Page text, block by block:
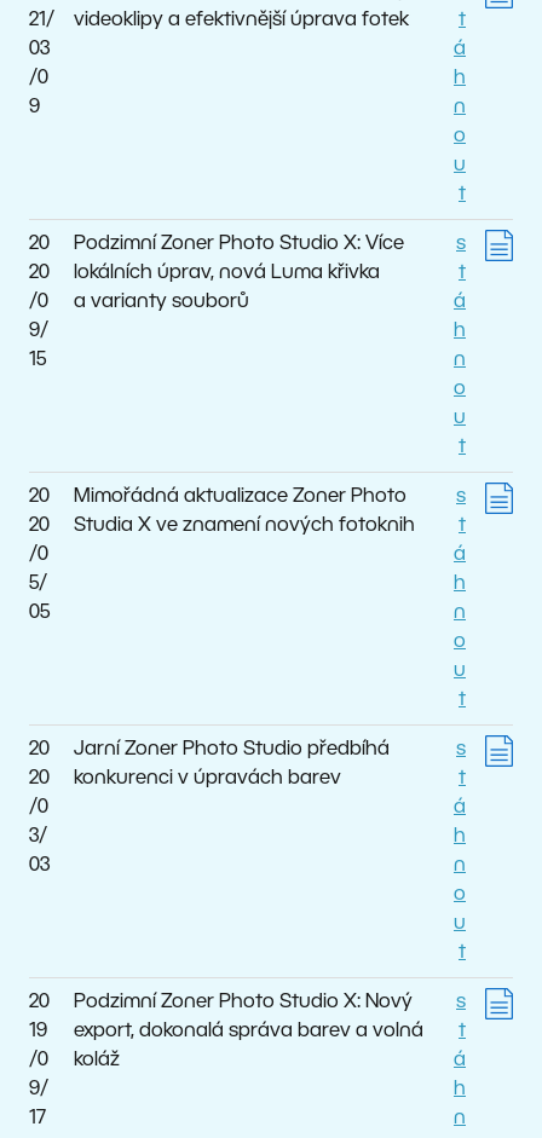
21/
03
/0
9
videoklipy a efektivnější úprava fotek
t
á
h
n
o
u
t
20
20
/0
9/
15
Podzimní Zoner Photo Studio X: Více
lokálních úprav, nová Luma křivka
a varianty souborů
s
t
á
h
n
o
u
t
20
20
/0
5/
05
Mimořádná aktualizace Zoner Photo
Studia X ve znamení nových fotoknih
s
t
á
h
n
o
u
t
20
20
/0
3/
03
Jarní Zoner Photo Studio předbíhá
konkurenci v úpravách barev
s
t
á
h
n
o
u
t
20
19
/0
9/
17
Podzimní Zoner Photo Studio X: Nový
export, dokonalá správa barev a volná
koláž
s
t
á
h
n